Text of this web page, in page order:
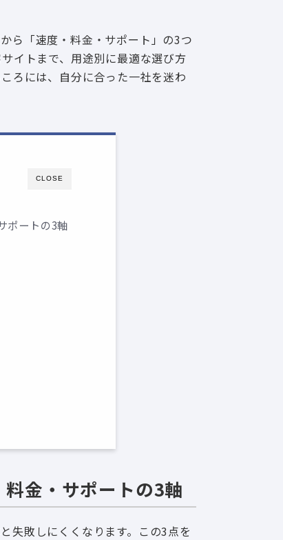
ら「速度・料金・サポート」の3つ
イトまで、用途別に最適な選び方
ろには、自分に合った一社を迷わ
CLOSE
ポートの3軸
金・サポートの3軸
失敗しにくくなります。この3点を